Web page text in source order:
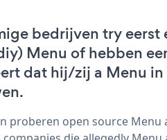
bedrijven try eerst
Menu of hebben
dat hij/zij a Menu in
proberen open source Menu